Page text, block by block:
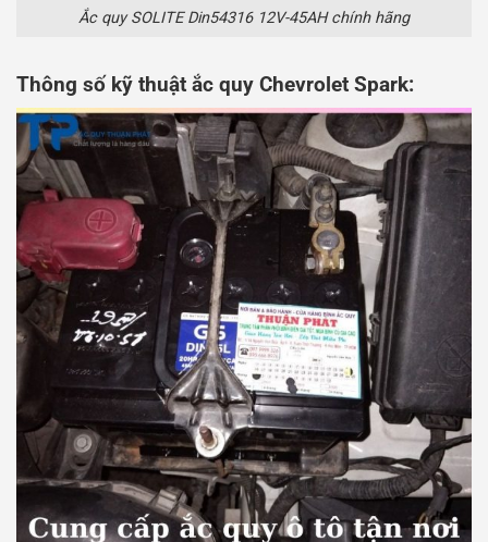
Ắc quy SOLITE Din54316 12V-45AH chính hãng
Thông số kỹ thuật ắc quy Chevrolet Spark: